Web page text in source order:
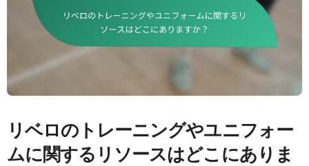
リベロのトレーニングやユニフォー
ムに関するリソースはどこにありま